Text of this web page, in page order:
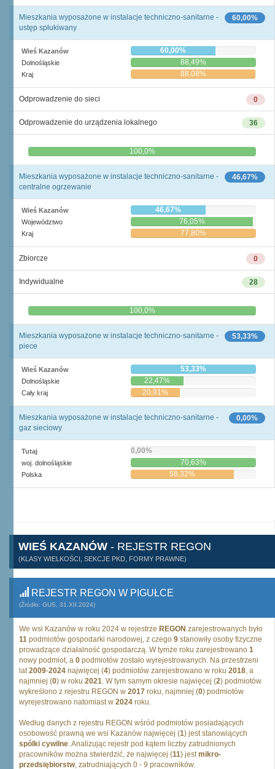
60,00%
Mieszkania wyposażone w instalacje techniczno-sanitarne -
ustęp spłukiwany
Wieś Kazanów 60,00%
Dolnośląskie 88,49%
Kraj 88,08%
0
Odprowadzenie do sieci
36
Odprowadzenie do urządzenia lokalnego
0,0% 100,0%
46,67%
Mieszkania wyposażone w instalacje techniczno-sanitarne -
centralne ogrzewanie
Wieś Kazanów 46,67%
Województwo 76,05%
Kraj 77,80%
0
Zbiorcze
28
Indywidualne
0,0% 100,0%
53,33%
Mieszkania wyposażone w instalacje techniczno-sanitarne -
piece
Wieś Kazanów 53,33%
Dolnośląskie 22,47%
Cały kraj 20,91%
0,00%
Mieszkania wyposażone w instalacje techniczno-sanitarne -
gaz sieciowy
Tutaj 0,00%
woj. dolnośląskie 70,63%
Polska 58,32%
WIEŚ KAZANÓW - REJESTR REGON
(KLASY WIELKOŚCI, SEKCJE PKD, FORMY PRAWNE)
REJESTR REGON W PIGUŁCE
(Źródło: GUS, 31.XII.2024)
We wsi Kazanów w roku 2024 w rejestrze REGON zarejestrowanych było
11 podmiotów gospodarki narodowej, z czego 9 stanowiły osoby fizyczne
prowadzące działalność gospodarczą. W tymże roku zarejestrowano 1
nowy podmiot, a 0 podmiotów zostało wyrejestrowanych. Na przestrzeni
lat2009-2024 najwięcej (4) podmiotów zarejestrowano w roku 2018, a
najmniej (0) w roku 2021. W tym samym okresie najwięcej (2) podmiotów
wykreślono z rejestru REGON w 2017 roku, najmniej (0) podmiotów
wyrejestrowano natomiast w 2024 roku.
Według danych z rejestru REGON wśród podmiotów posiadających
osobowość prawną we wsi Kazanów najwięcej (1) jest stanowiących
spólki cywilne. Analizując rejestr pod kątem liczby zatrudnionych
pracowników można stwierdzić, że najwięcej (11) jestmikro-
przedsiębiorstw, zatrudniających 0 - 9 pracowników.